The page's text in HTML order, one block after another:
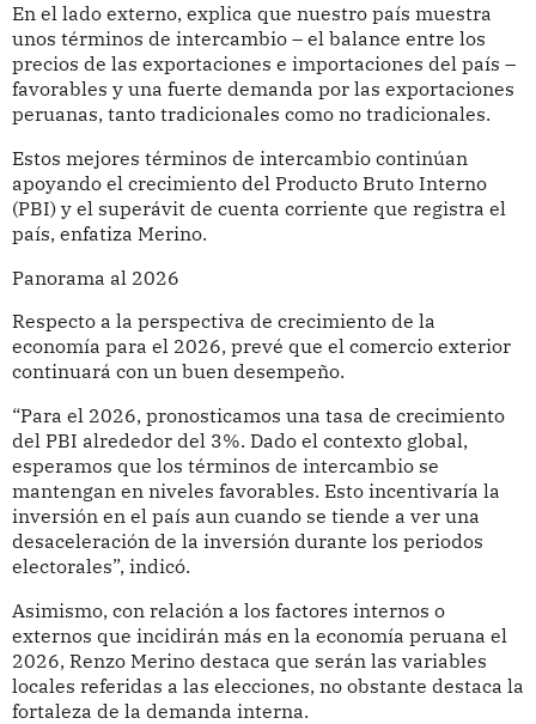
En el lado externo, explica que nuestro país muestra
unos términos de intercambio – el balance entre los
precios de las exportaciones e importaciones del país –
favorables y una fuerte demanda por las exportaciones
peruanas, tanto tradicionales como no tradicionales.
Estos mejores términos de intercambio continúan
apoyando el crecimiento del Producto Bruto Interno
(PBI) y el superávit de cuenta corriente que registra el
país, enfatiza Merino.
Panorama al 2026
Respecto a la perspectiva de crecimiento de la
economía para el 2026, prevé que el comercio exterior
continuará con un buen desempeño.
“Para el 2026, pronosticamos una tasa de crecimiento
del PBI alrededor del 3%. Dado el contexto global,
esperamos que los términos de intercambio se
mantengan en niveles favorables. Esto incentivaría la
inversión en el país aun cuando se tiende a ver una
desaceleración de la inversión durante los periodos
electorales”, indicó.
Asimismo, con relación a los factores internos o
externos que incidirán más en la economía peruana el
2026, Renzo Merino destaca que serán las variables
locales referidas a las elecciones, no obstante destaca la
fortaleza de la demanda interna.